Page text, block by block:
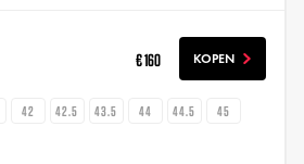
€ 160 KOPEN
42 42.5 43.5 44 44.5
45